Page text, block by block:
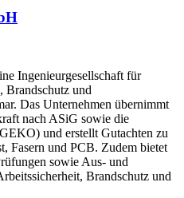
Ingenieurgesellschaft für
Brandschutz und
Das Unternehmen übernimmt
nach ASiG sowie die
und erstellt Gutachten zu
Fasern und PCB. Zudem bietet
sowie Aus- und
Brandschutz und